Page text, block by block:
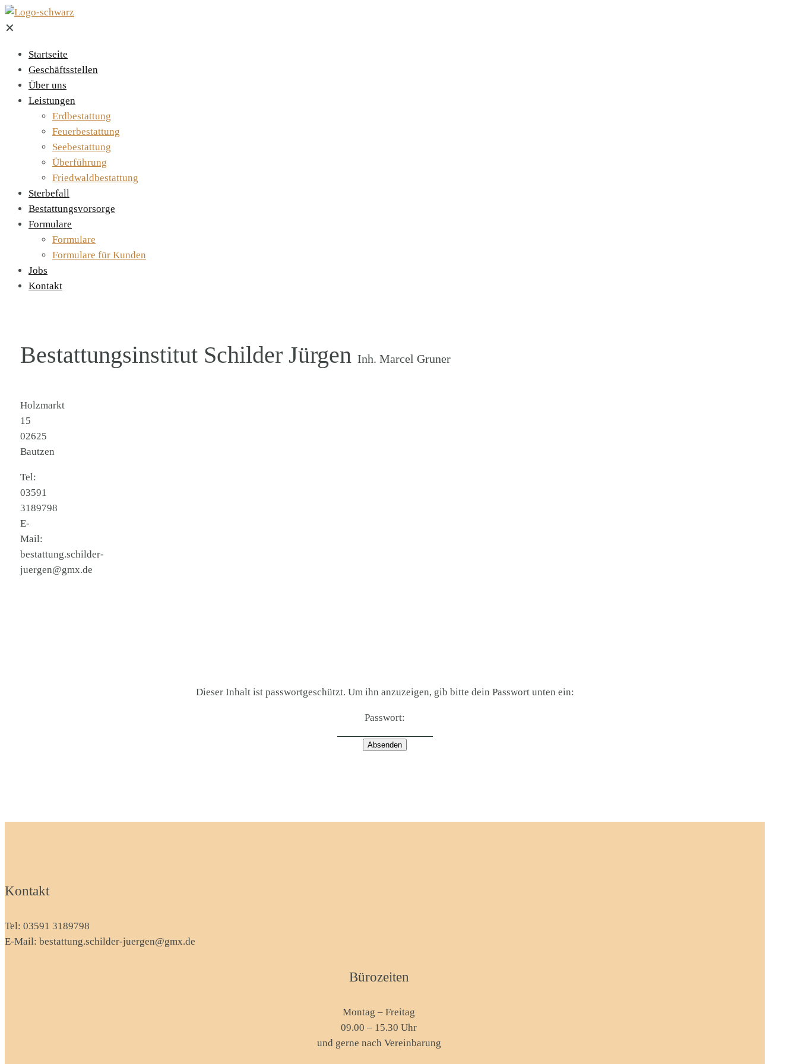
✕
Startseite
Geschäftsstellen
Über uns
Leistungen
Erdbestattung
Feuerbestattung
Seebestattung
Überführung
Friedwald­bestattung
Sterbefall
Bestattungsvorsorge
Formulare
Formulare
Formulare für Kunden
Jobs
Kontakt
Bestattungsinstitut Schilder Jürgen Inh. Marcel Gruner
Holzmarkt
15
02625
Bautzen
Tel:
03591
3189798
E-
Mail:
bestattung.schilder-
juergen@gmx.de
Dieser Inhalt ist passwortgeschützt. Um ihn anzuzeigen, gib bitte dein Passwort unten ein:
Passwort:
Kontakt
Tel: 03591 3189798
E-Mail: bestattung.schilder-juergen@gmx.de
Bürozeiten
Montag – Freitag
09.00 – 15.30 Uhr
und gerne nach Vereinbarung